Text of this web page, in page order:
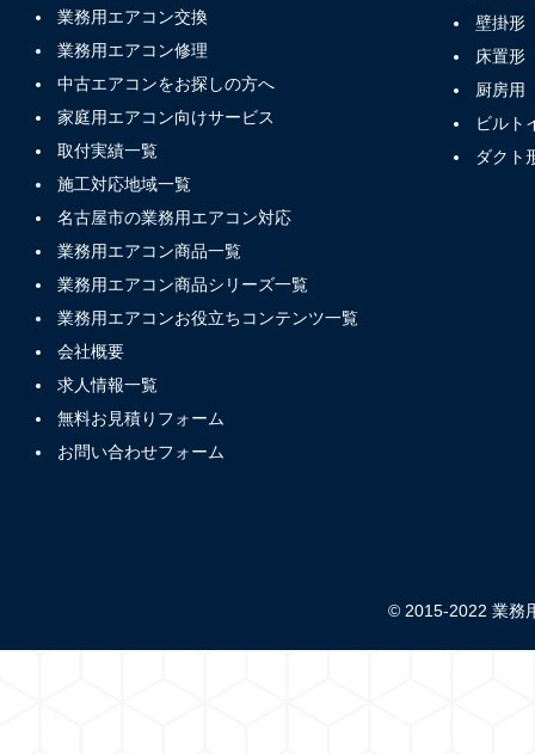
業務用エアコン交換
業務用エアコン修理
中古エアコンをお探しの方へ
家庭用エアコン向けサービス
取付実績一覧
施工対応地域一覧
名古屋市の業務用エアコン対応
業務用エアコン商品一覧
業務用エアコン商品シリーズ一覧
業務用エアコンお役立ちコンテンツ一覧
会社概要
求人情報一覧
無料お見積りフォーム
お問い合わせフォーム
壁掛形
床置形
厨房用
ビルト
ダクト
© 2015-2022 業務